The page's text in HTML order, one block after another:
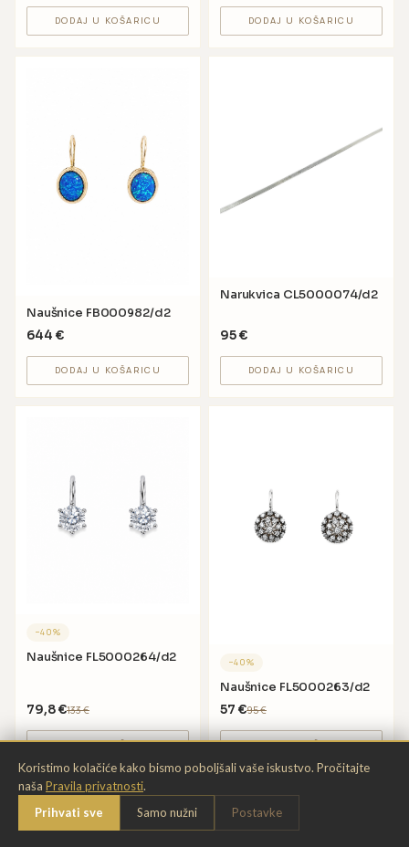
DODAJ U KOŠARICU DODAJ U KOŠARICU
Naušnice FB000982/d2
644 €
DODAJ U KOŠARICU
Narukvica CL5000074/d2
95€
DODAJ U KOŠARICU
−40%
Naušnice FL5000264/d2
79,8€133€
DODAJ U KOŠARICU
−40%
Naušnice FL5000263/d2
57 €95€
DODAJ U KOŠARICU
Koristimo kolačiće kako bismo poboljšali vaše iskustvo. Pročitajte
naša Pravila privatnosti.
Prihvati sve
Samo nužni Postavke